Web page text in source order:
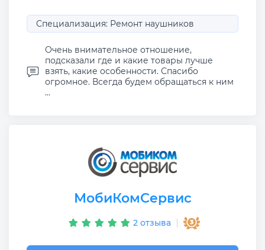
Специализация: Ремонт наушников
Очень внимательное отношение,
подсказали где и какие товары лучше
взять, какие особенности. Спасибо
огромное. Всегда будем обращаться к ним
...
МобиКомСервис
2 отзыва